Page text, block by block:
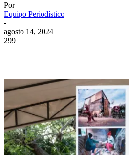
Por
Equipo Periodístico
-
agosto 14, 2024
299